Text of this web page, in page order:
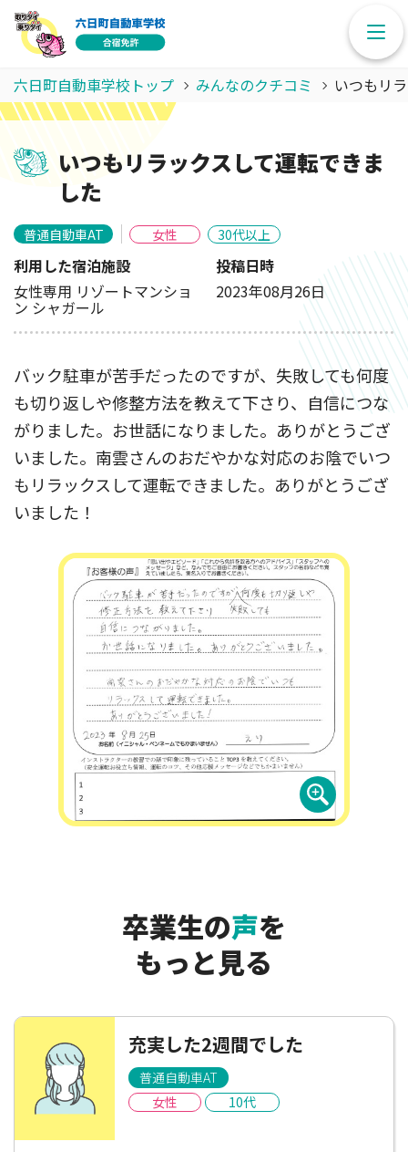
六日町自動車学校トップ みんなのクチコミ いつもリ
いつもリラックスして運転できま
した
普通自動車AT 女性 30代以上
利用した宿泊施設
女性専用 リゾートマンショ
ン シャガール
投稿日時
2023年08月26日
バック駐車が苦手だったのですが、失敗しても何度
も切り返しや修整方法を教えて下さり、自信につな
がりました。お世話になりました。ありがとうござ
いました。南雲さんのおだやかな対応のお陰でいつ
もリラックスして運転できました。ありがとうござ
いました！
卒業生の声を
もっと見る
充実した2週間でした
普通自動車AT
女性
10代